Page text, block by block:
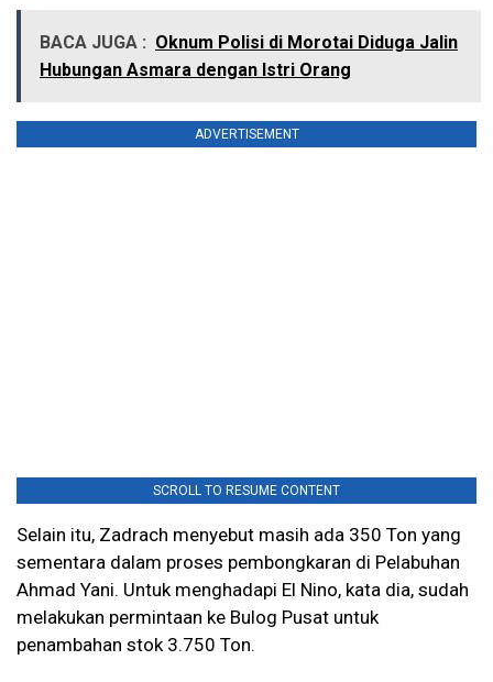
BACA JUGA : Oknum Polisi di Morotai Diduga Jalin
Hubungan Asmara dengan Istri Orang
ADVERTISEMENT
SCROLL TO RESUME CONTENT
Selain itu, Zadrach menyebut masih ada 350 Ton yang
sementara dalam proses pembongkaran di Pelabuhan
Ahmad Yani. Untuk menghadapi El Nino, kata dia, sudah
melakukan permintaan ke Bulog Pusat untuk
penambahan stok 3.750 Ton.